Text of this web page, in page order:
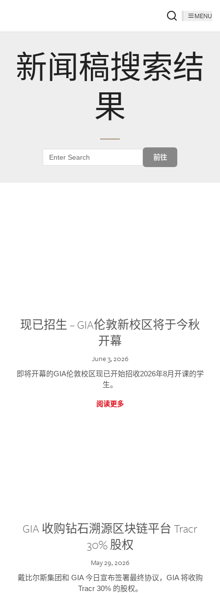
MENU
新闻稿搜索结
果
前往
现已招生 – GIA伦敦新校区将于今秋
开幕
June 3, 2026
即将开幕的GIA伦敦校区现已开始招收2026年8月开课的学
生。
阅读更多
GIA 收购钻石溯源区块链平台 Tracr
30% 股权
May 29, 2026
戴比尔斯集团和 GIA 今日宣布签署最终协议，GIA 将收购
Tracr 30% 的股权。